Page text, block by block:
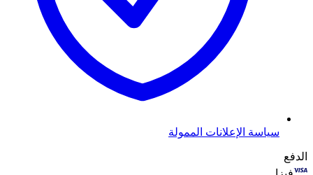
سياسة الإعلانات الممولة
الدفع